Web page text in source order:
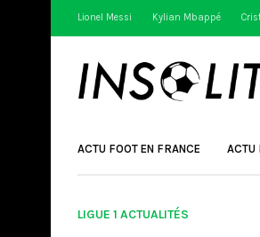
Lionel Messi Kylian Mbappé
ACTU FOOT EN FRANCE ACTU
LIGUE 1 ACTUALITÉS